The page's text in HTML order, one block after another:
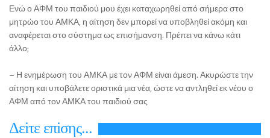
Ενώ ο ΑΦΜ του παιδιού μου έχει καταχωρηθεί από σήμερα στο
μητρώο του ΑΜΚΑ, η αίτηση δεν μπορεί να υποβληθεί ακόμη και
αναφέρεται στο σύστημα ως επισήμανση. Πρέπει να κάνω κάτι
άλλο;
– Η ενημέρωση του ΑΜΚΑ με τον ΑΦΜ είναι άμεση. Ακυρώστε την
αίτηση και υποβάλετε οριστικά μια νέα, ώστε να αντληθεί εκ νέου ο
ΑΦΜ από τον ΑΜΚΑ του παιδιού σας
Δεiτε επiσης...